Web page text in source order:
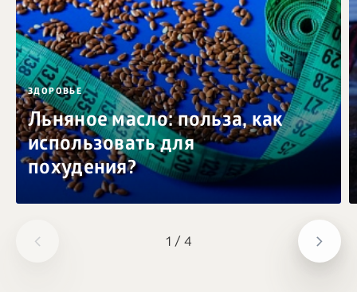
1 / 4
ЗДОРОВЬЕ
Льняное масло: польза, как
использовать для
похудения?